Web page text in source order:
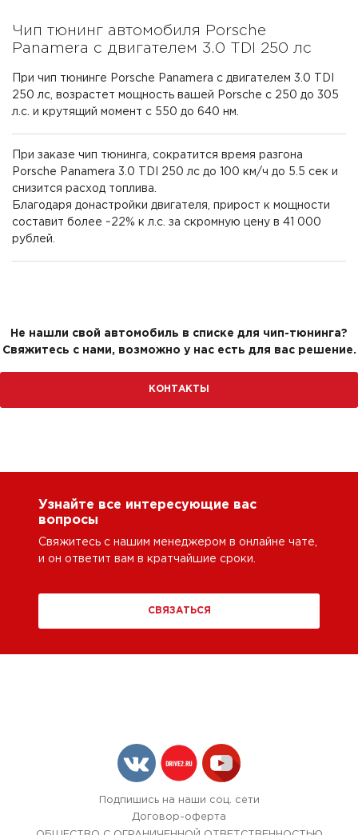
Чип тюнинг автомобиля Porsche
Panamera с двигателем 3.0 TDI 250 лс
При чип тюнинге Porsche Panamera с двигателем 3.0 TDI
250 лс, возрастет мощность вашей Porsche с 250 до 305
л.с. и крутящий момент с 550 до 640 нм.
При заказе чип тюнинга, сократится время разгона
Porsche Panamera 3.0 TDI 250 лс до 100 км/ч до 5.5 сек и
снизится расход топлива.
Благодаря донастройки двигателя, прирост к мощности
составит более ~22% к л.с. за скромную цену в 41 000
рублей.
Не нашли свой автомобиль в списке для чип-тюнинга?
Свяжитесь с нами, возможно у нас есть для вас решение.
КОНТАКТЫ
Узнайте все интересующие вас
вопросы
Свяжитесь с нашим менеджером в онлайне чате,
и он ответит вам в кратчайшие сроки.
СВЯЗАТЬСЯ
Подпишись на наши соц. сети
Договор-оферта